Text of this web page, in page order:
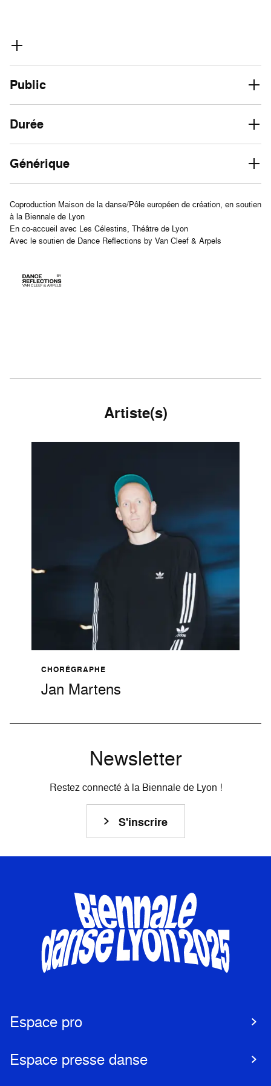
Public
Durée
Générique
Coproduction Maison de la danse/Pôle européen de création, en soutien
à la Biennale de Lyon
En co-accueil avec Les Célestins, Théâtre de Lyon
Avec le soutien de Dance Reflections by Van Cleef & Arpels
Artiste(s)
CHORÉGRAPHE
Jan Martens
Newsletter
Restez connecté à la Biennale de Lyon !
S'inscrire
Espace pro
Espace presse danse